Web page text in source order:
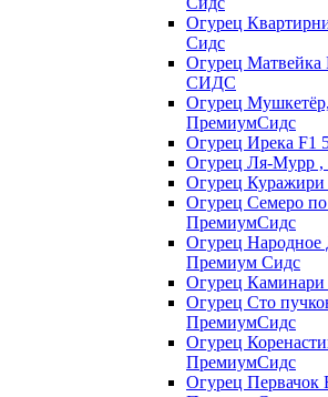
Огурец
Сидс
Огурец
СИДС
Огурец
ПремиумСидс
Огурец Ирека F1
Огурец Ля-Мурр
Огурец
Огурец Семеро
ПремиумСидс
Огурец Народное
Премиум Сидс
Огурец
Огурец Сто
ПремиумСидс
Огурец
ПремиумСидс
Огурец Первачок